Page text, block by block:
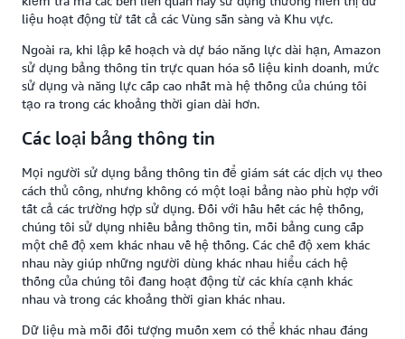
liệu hoạt động từ tất cả các Vùng sẵn sàng và Khu vực.
Ngoài ra, khi lập kế hoạch và dự báo năng lực dài hạn, Amazon
sử dụng bảng thông tin trực quan hóa số liệu kinh doanh, mức
sử dụng và năng lực cấp cao nhất mà hệ thống của chúng tôi
tạo ra trong các khoảng thời gian dài hơn.
Các loại bảng thông tin
Mọi người sử dụng bảng thông tin để giám sát các dịch vụ theo
cách thủ công, nhưng không có một loại bảng nào phù hợp với
tất cả các trường hợp sử dụng. Đối với hầu hết các hệ thống,
chúng tôi sử dụng nhiều bảng thông tin, mỗi bảng cung cấp
một chế độ xem khác nhau về hệ thống. Các chế độ xem khác
nhau này giúp những người dùng khác nhau hiểu cách hệ
thống của chúng tôi đang hoạt động từ các khía cạnh khác
nhau và trong các khoảng thời gian khác nhau.
Dữ liệu mà mỗi đối tượng muốn xem có thể khác nhau đáng